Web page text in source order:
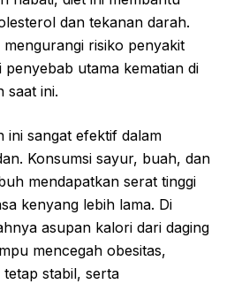
dan tekanan darah.
risiko penyakit
penyebab utama kematian di
saat ini.
ini sangat efektif dalam
Konsumsi sayur, buah, dan
mendapatkan serat tinggi
kenyang lebih lama. Di
asupan kalori dari daging
mencegah obesitas,
tetap stabil, serta